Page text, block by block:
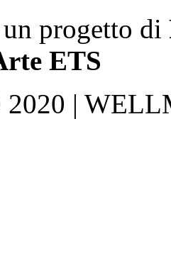
un progetto di
ETS
|